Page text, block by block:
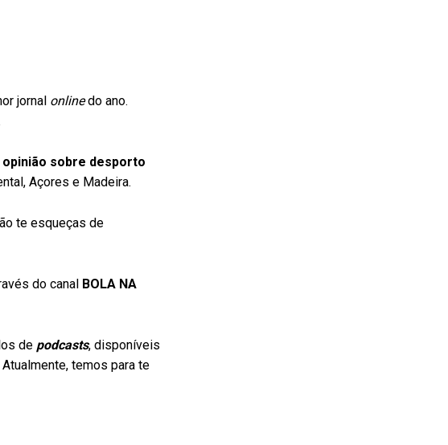
jornal onlinedo ano.
sobre desporto
Açores e Madeira.
te esqueças de
do canal BOLA NA
de podcasts, disponíveis
temos para te